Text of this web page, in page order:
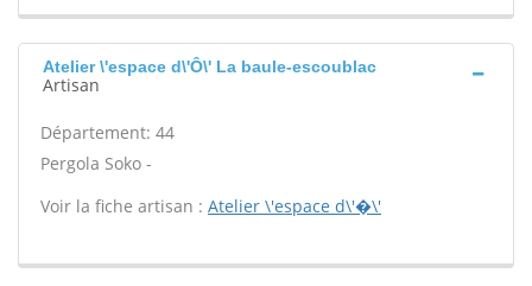
Atelier \'espace d\'Ô\' La baule-escoublac
Artisan
Département: 44
Pergola Soko -
Voir la fiche artisan : Atelier \'espace d\'�\'